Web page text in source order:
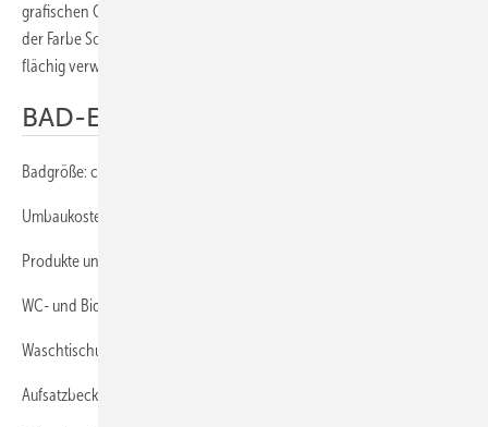
grafischen Ornamenten in Weiß und Schwarz. Gekonnt wurde hier mit
der Farbe Schwarz gespielt, indem unterschiedliche Materialien
flächig verwendet wurden.
BAD-ECKDATEN
Badgröße: ca. 12,6 m²
Umbaukosten: ca. 40000 Euro
Produkte und Hersteller:
WC- und Bidet-Keramik: Duravit Vero
Waschtischunterschrank: Inda Progretto
Aufsatzbecken: Duravit Vero